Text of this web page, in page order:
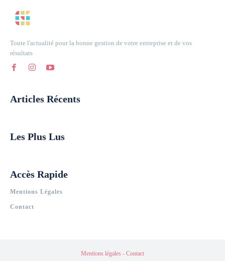
Toute l'actualité pour la bonne gestion de votre entreprise et de vos
résultats
Articles Récents
Les Plus Lus
Accès Rapide
Mentions Légales
Contact
Mentions légales - Contact